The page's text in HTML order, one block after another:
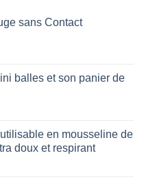
sans Contact
balles et son panier de
en mousseline de
doux et respirant